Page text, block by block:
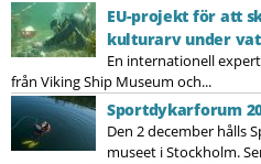
EU-projekt för att
kulturarv under
En internationell
från Viking Ship Museum och...
Sportdykarforum
Den 2 december hålls
museet i Stockholm.